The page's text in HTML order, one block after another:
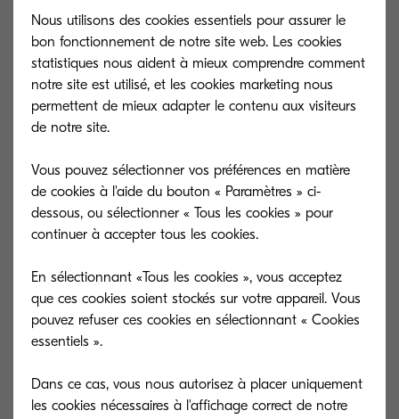
PEUT PRENDRE PLUSIEURS FORMES
D’abord en interne, en identifiant précisément le
ou les sponsors qui, dans l’entreprise, va pousser
le projet et faire comprendre aux équipes tous les
C’est le moment où l’on peut élaborer (en
collaboration avec la DSI et les RH par exemple),
une charte des bonnes pratiques et où l’on va
expliquer les nouveaux usages (par exemple
l’obligation de saisir son code avant de lancer
des copies…) et rappeler que ce qui était possible
hier ne le sera plus désormais.
un message positif afin d’obtenir l’adhésion du
plus grand nombre.
Nous utilisons des cookies essentiels pour assurer le
bon fonctionnement de notre site web. Les cookies
statistiques nous aident à mieux comprendre comment
notre site est utilisé, et les cookies marketing nous
permettent de mieux adapter le contenu aux visiteurs
de notre site.
Vous pouvez sélectionner vos préférences en matière
de cookies à l'aide du bouton « Paramètres » ci-
dessous, ou sélectionner « Tous les cookies » pour
continuer à accepter tous les cookies.
En sélectionnant «Tous les cookies », vous acceptez
que ces cookies soient stockés sur votre appareil. Vous
pouvez refuser ces cookies en sélectionnant « Cookies
essentiels ».
Dans ce cas, vous nous autorisez à placer uniquement
les cookies nécessaires à l'affichage correct de notre